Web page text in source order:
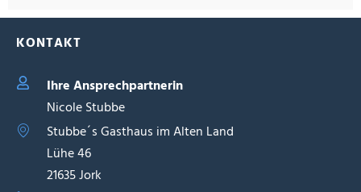
KONTAKT
Ihre Ansprechpartnerin
Nicole Stubbe
Stubbe´s Gasthaus im Alten Land
Lühe 46
21635 Jork